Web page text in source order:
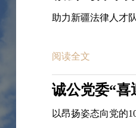
助力新疆法律人才
阅读全文
以昂扬姿态向党的